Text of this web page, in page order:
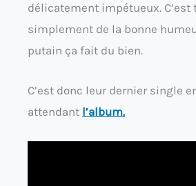
délicatement impétueux. C’est
simplement de la bonne
putain ça fait du bien.
C’est donc leur dernier single
attendant l’album.